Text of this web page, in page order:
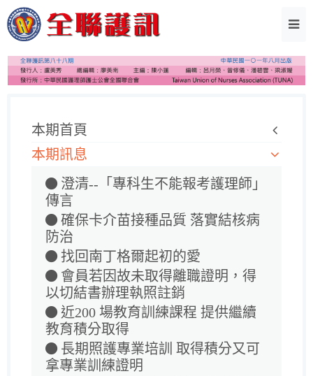
本期首頁
本期訊息
澄清--「專科生不能報考護理師」
傳言
確保卡介苗接種品質 落實結核病
防治
找回南丁格爾起初的愛
會員若因故未取得離職證明，得
以切結書辦理執照註銷
近200 場教育訓練課程 提供繼續
教育積分取得
長期照護專業培訓 取得積分又可
拿專業訓練證明